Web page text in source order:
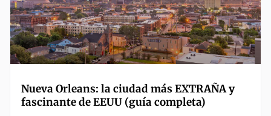
Nueva Orleans: la ciudad más EXTRAÑA y
fascinante de EEUU (guía completa)